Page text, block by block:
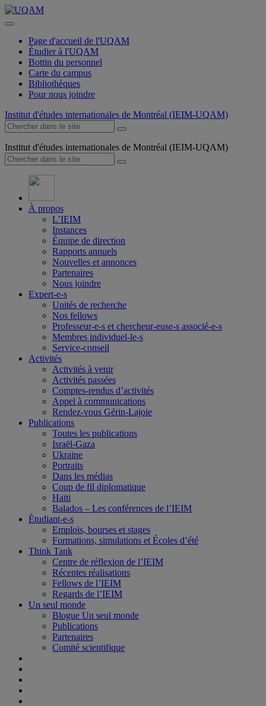
Page d'accueil de l'UQAM
Étudier à l'UQAM
Bottin du personnel
Carte du campus
Bibliothèques
Pour nous joindre
Institut d'études internationales de Montréal (IEIM-UQAM)
Institut d'études internationales de Montréal (IEIM-UQAM)
À propos
L’IEIM
Instances
Équipe de direction
Rapports annuels
Nouvelles et annonces
Partenaires
Nous joindre
Expert-e-s
Unités de recherche
Nos fellows
Professeur-e-s et chercheur-euse-s associé-e-s
Membres individuel-le-s
Service-conseil
Activités
Activités à venir
Activités passées
Comptes-rendus d’activités
Appel à communications
Rendez-vous Gérin-Lajoie
Publications
Toutes les publications
Israël-Gaza
Ukraine
Portraits
Dans les médias
Coup de fil diplomatique
Haïti
Balados – Les conférences de l’IEIM
Étudiant-e-s
Emplois, bourses et stages
Formations, simulations et Écoles d’été
Think Tank
Centre de réflexion de l’IEIM
Récentes réalisations
Fellows de l’IEIM
Regards de l’IEIM
Un seul monde
Blogue Un seul monde
Publications
Partenaires
Comité scientifique